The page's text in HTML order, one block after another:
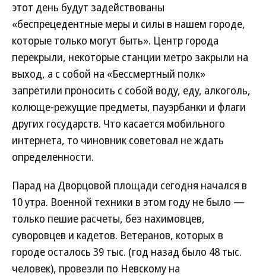
этот день будут задействованы
«беспрецедентные меры и силы в нашем городе,
которые только могут быть». Центр города
перекрыли, некоторые станции метро закрыли на
выход, а с собой на «Бессмертный полк»
запретили проносить с собой воду, еду, алкоголь,
колюще-режущие предметы, пауэрбанки и флаги
других государств. Что касается мобильного
интернета, то чиновник советовал не ждать
определенности.
Парад на Дворцовой площади сегодня начался в
10 утра. Военной техники в этом году не было —
только пешие расчеты, без нахимовцев,
суворовцев и кадетов. Ветеранов, которых в
городе осталось 39 тыс. (год назад было 48 тыс.
человек), провезли по Невскому на